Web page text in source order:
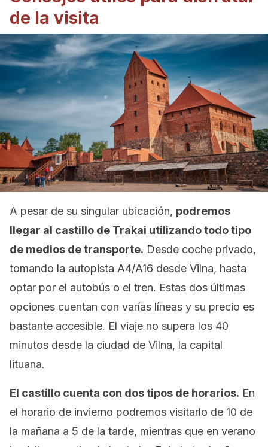
de la visita
A pesar de su singular ubicación, podremos
llegar al castillo de Trakai utilizando todo tipo
de medios de transporte. Desde coche privado,
tomando la autopista A4/A16 desde Vilna, hasta
optar por el autobús o el tren. Estas dos últimas
opciones cuentan con varías líneas y su precio es
bastante accesible. El viaje no supera los 40
minutos desde la ciudad de Vilna, la capital
lituana.
El castillo cuenta con dos tipos de horarios. En
el horario de invierno podremos visitarlo de 10 de
la mañana a 5 de la tarde, mientras que en verano